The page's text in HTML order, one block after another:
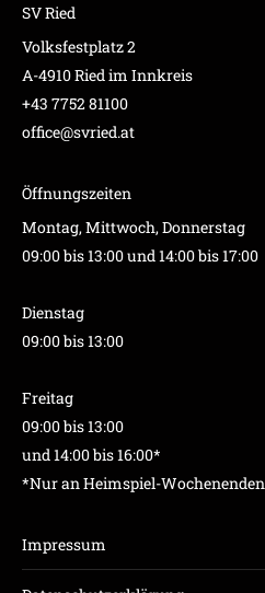
SV Ried
Volksfestplatz 2
A-4910 Ried im Innkreis
+43 7752 81100
office@svried.at
Öffnungszeiten
Montag, Mittwoch, Donnerstag
09:00 bis 13:00 und 14:00 bis 17:00
Dienstag
09:00 bis 13:00
Freitag
09:00 bis 13:00
und 14:00 bis 16:00*
*Nur an Heimspiel-Wochenenden
Impressum